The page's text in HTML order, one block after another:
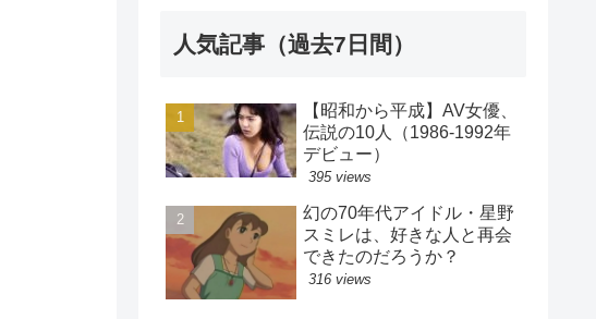
人気記事（過去7日間）
【昭和から平成】AV女優、
伝説の10人（1986-1992年
デビュー）
395 views
幻の70年代アイドル・星野
スミレは、好きな人と再会
できたのだろうか？
316 views